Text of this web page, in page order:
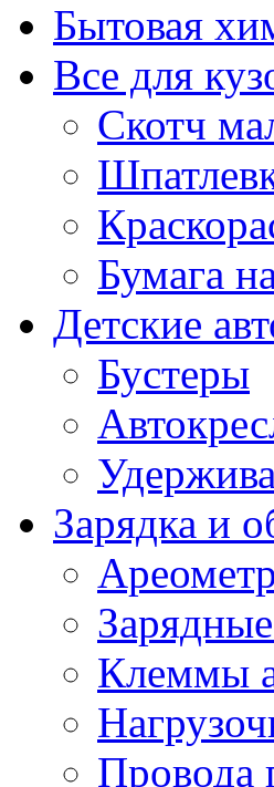
Бытовая
Все для
Скотч
Бумага
Детские
Бустеры
Зарядка и
Клеммы
Провода